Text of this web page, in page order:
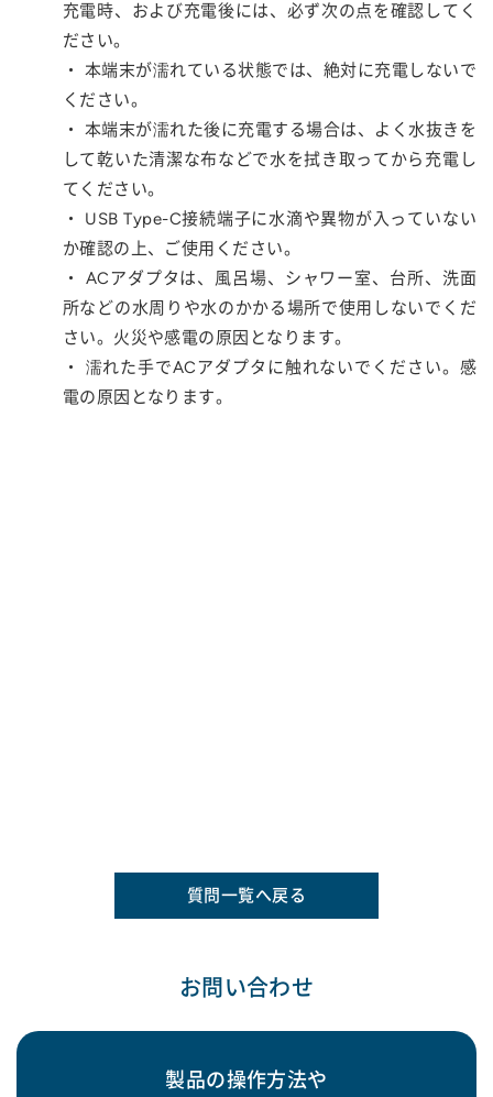
充電時、および充電後には、必ず次の点を確認してく
ださい。
・ 本端末が濡れている状態では、絶対に充電しないで
ください。
・ 本端末が濡れた後に充電する場合は、よく水抜きを
して乾いた清潔な布などで水を拭き取ってから充電し
てください。
・ USB Type-C接続端子に水滴や異物が入っていない
か確認の上、ご使用ください。
・ ACアダプタは、風呂場、シャワー室、台所、洗面
所などの水周りや水のかかる場所で使用しないでくだ
さい。火災や感電の原因となります。
・ 濡れた手でACアダプタに触れないでください。感
電の原因となります。
質問一覧へ戻る
お問い合わせ
製品の操作方法や